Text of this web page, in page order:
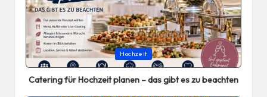
Posted
in
Hochzeit
Catering für Hochzeit planen – das gibt es zu beachten